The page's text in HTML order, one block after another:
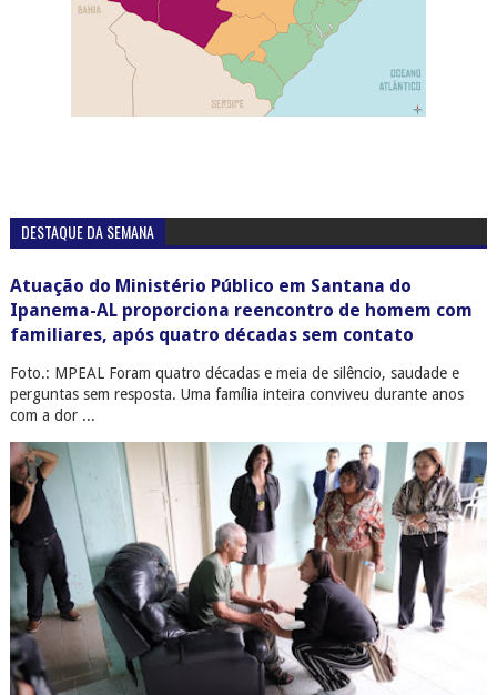
DESTAQUE DA SEMANA
Atuação do Ministério Público em Santana do
Ipanema-AL proporciona reencontro de homem com
familiares, após quatro décadas sem contato
Foto.: MPEAL Foram quatro décadas e meia de silêncio, saudade e
perguntas sem resposta. Uma família inteira conviveu durante anos
com a dor ...